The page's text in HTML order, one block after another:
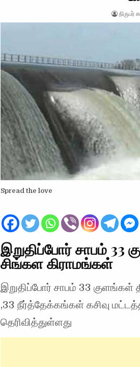
Spread the love
இறுதிப்போர் சாபம் 33
சிங்கள கிராமங்கள்
இறுதிப்போர் சாபம் 33 குளங்கள்
,33 நீர்த்தேக்கங்கள் கசிவு
தெரிவித்துள்ளது